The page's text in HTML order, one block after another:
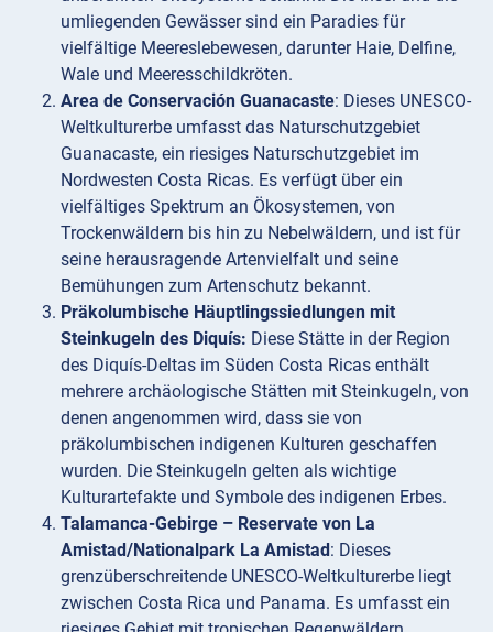
umliegenden Gewässer sind ein Paradies für
vielfältige Meereslebewesen, darunter Haie, Delfine,
Wale und Meeresschildkröten.
Area de Conservación Guanacaste: Dieses UNESCO-
Weltkulturerbe umfasst das Naturschutzgebiet
Guanacaste, ein riesiges Naturschutzgebiet im
Nordwesten Costa Ricas. Es verfügt über ein
vielfältiges Spektrum an Ökosystemen, von
Trockenwäldern bis hin zu Nebelwäldern, und ist für
seine herausragende Artenvielfalt und seine
Bemühungen zum Artenschutz bekannt.
Präkolumbische Häuptlingssiedlungen mit
Steinkugeln des Diquís: Diese Stätte in der Region
des Diquís-Deltas im Süden Costa Ricas enthält
mehrere archäologische Stätten mit Steinkugeln, von
denen angenommen wird, dass sie von
präkolumbischen indigenen Kulturen geschaffen
wurden. Die Steinkugeln gelten als wichtige
Kulturartefakte und Symbole des indigenen Erbes.
Talamanca-Gebirge – Reservate von La
Amistad/Nationalpark La Amistad: Dieses
grenzüberschreitende UNESCO-Weltkulturerbe liegt
zwischen Costa Rica und Panama. Es umfasst ein